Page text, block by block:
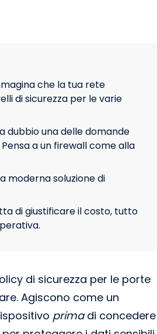
che la tua rete
di sicurezza per le varie
dubbio una delle domande
a un firewall come alla
moderna soluzione di
di giustificare il costo, tutto
di sicurezza per le porte
Agiscono come un
primadi concedere